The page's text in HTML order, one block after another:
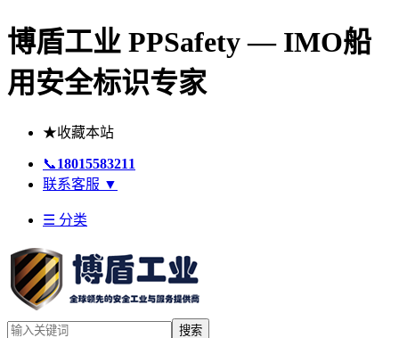
博盾工业 PPSafety — IMO船
用安全标识专家
★收藏本站
📞18015583211
联系客服 ▼
☰ 分类
搜索